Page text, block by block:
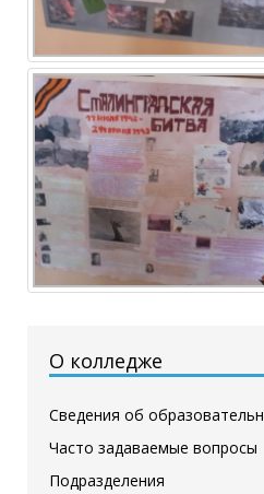
О колледже
Сведения об
Часто задаваемые вопросы
Подразделения